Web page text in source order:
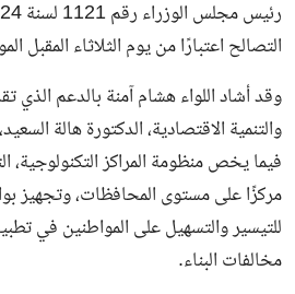
التصالح اعتبارًا من يوم الثلاثاء المقبل الموافق 7
وقد أشاد اللواء هشام آمنة بالدعم الذي
والتنمية الاقتصادية، الدكتورة هالة
مركزًا على مستوى المحافظات، وتجهيز
للتيسير والتسهيل على المواطنين في
مخالفات البناء.